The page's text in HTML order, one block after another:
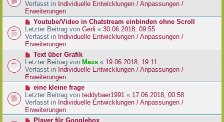
g
i
t
a
g
u
e
r
B
e
i
t
a
g
Verfasst in Individuelle Entwicklungen / Anpassungen /
Erweiterungen
N
e
u
e
r
B
e
i
t
a
g
Youtube/Video in Chatstream einbinden ohne Scroll
Letzter Beitrag von Gerli « 30.06.2018, 09:55
Verfasst in Individuelle Entwicklungen / Anpassungen /
Erweiterungen
N
e
u
e
r
B
e
i
t
Text über Grafik
Letzter Beitrag von Maxs « 19.06.2018, 19:11
Verfasst in Individuelle Entwicklungen / Anpassungen /
Erweiterungen
N
e
u
e
r
eine kleine frage
Letzter Beitrag von teddybaer1991 « 17.06.2018, 00:58
Verfasst in Individuelle Entwicklungen / Anpassungen /
Erweiterungen
NPlayer für Googlebox